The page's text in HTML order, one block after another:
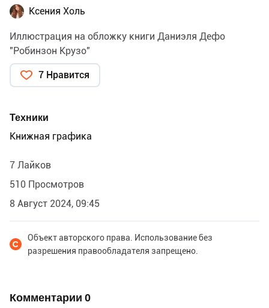
Ксения Холь
Иллюстрация на обложку книги Даниэля Дефо
"Робинзон Крузо"
7 Нравится
Техники
Книжная графика
7 Лайков
510 Просмотров
8 Август 2024, 09:45
Объект авторского права. Использование без
разрешения правообладателя запрещено.
Комментарии 0